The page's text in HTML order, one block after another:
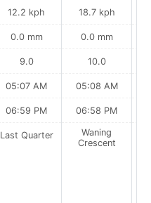
12.2 kph
0.0 mm
9.0
05:07 AM
06:59 PM
Last Quarter
18.7 kph
0.0 mm
10.0
05:08 AM
06:58 PM
Waning
Crescent